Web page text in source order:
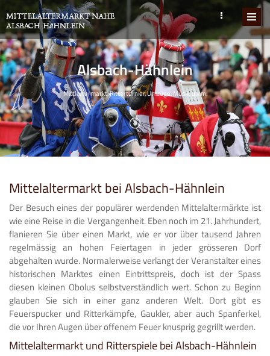
Alsbach-Hähnlein
Mittlaltermarkt, Ritterturnier, Umzüge, Musik, u.v.m.
Mittelaltermarkt bei Alsbach-Hähnlein
Der Besuch eines der populärer werdenden Mittelaltermärkte ist
wie eine Reise in die Vergangenheit. Eben noch im 21. Jahrhundert,
flanieren Sie über einen Markt, wie er vor über tausend Jahren
regelmässig an hohen Feiertagen in jeder grösseren Dorf
abgehalten wurde. Normalerweise verlangt der Veranstalter eines
historischen Marktes einen Eintrittspreis, doch ist der Spass
diesen kleinen Obolus selbstverständlich wert. Schon zu Beginn
glauben Sie sich in einer ganz anderen Welt. Dort gibt es
Feuerspucker und Ritterkämpfe, Gaukler, aber auch Spanferkel,
die vor Ihren Augen über offenem Feuer knusprig gegrillt werden.
Mittelaltermarkt und Ritterspiele bei Alsbach-Hähnlein